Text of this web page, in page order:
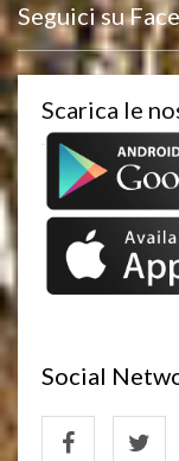
Seguici su
Scarica le
Social